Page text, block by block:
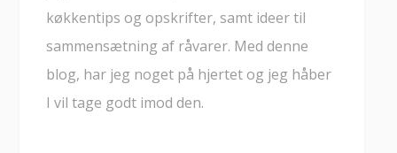
køkkentips og opskrifter, samt ideer til
sammensætning af råvarer. Med denne
blog, har jeg noget på hjertet og jeg håber
I vil tage godt imod den.